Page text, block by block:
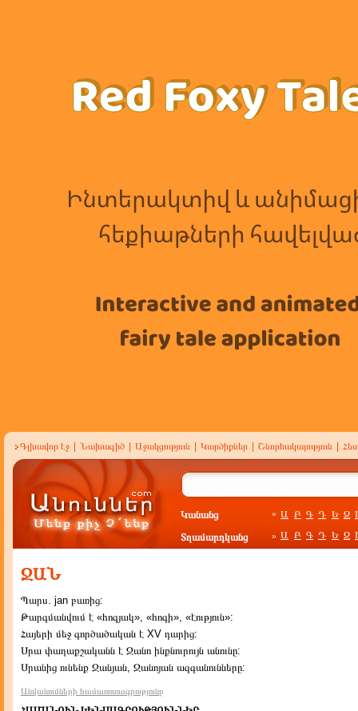
Գլխավոր էջ Նախագիծ Աջակցություն Կարծիքներ Շնորհակալություն
Կանանց » Ա Բ Գ Դ Ե Զ
Տղամարդկանց » Ա Բ Գ Դ Ե Զ
ՋԱՆ
Պարս. jan բառից:
Թարգմանվում է «հոգյակ», «հոգի», «էություն»:
Հայերի մեջ գործածական է XV դարից:
Սրա փաղաքշականն է Ջանո ինքնուրույն անունը:
Սրանից ունենք Ջանյան, Ջանոյան ազգանունները:
Անվանումների համառոտագրությունը